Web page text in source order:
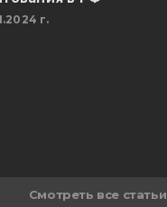
г.
Смотреть все статьи